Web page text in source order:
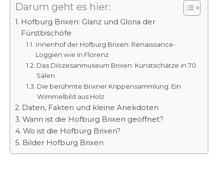
Darum geht es hier:
Hofburg Brixen: Glanz und Gloria der
Fürstbischöfe
Innenhof der Hofburg Brixen: Renaissance-
Loggien wie in Florenz
Das Diözesanmuseum Brixen: Kunstschätze in 70
Sälen
Die berühmte Brixner Krippensammlung: Ein
Wimmelbild aus Holz
Daten, Fakten und kleine Anekdoten
Wann ist die Hofburg Brixen geöffnet?
Wo ist die Hofburg Brixen?
Bilder Hofburg Brixen